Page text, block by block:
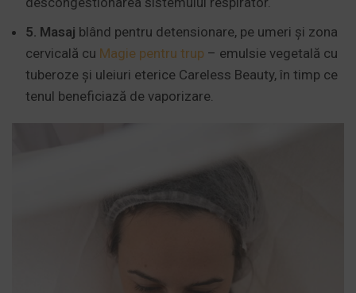
5. Masaj blând pentru detensionare, pe umeri și zona
cervicală cu Magie pentru trup – emulsie vegetală cu
tuberoze și uleiuri eterice Careless Beauty, în timp ce
tenul beneficiază de vaporizare.